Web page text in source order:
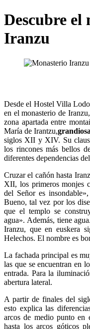
Descubre el
Iranzu
Desde el Hostel Villa
en el monasterio de
zona apartada entre
María de Irantzu,
siglos XII y XIV. Su
los rincones más bellos
diferentes dependencias
Cruzar el cañón hasta
XII, los primeros monjes
del Señor es
Bueno, tal vez por los
que el templo se
agua». Además, tiene
Iranzu, que en euskera
Helechos. El nombre es
La fachada principal es
las que se encuentran en
entrada. Para la
abertura lateral.
A partir de finales del
esto explica las
arcos de medio punto en
hasta los arcos góticos